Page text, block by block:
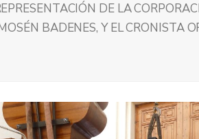
DE LA
BADENES, Y EL CRONISTA